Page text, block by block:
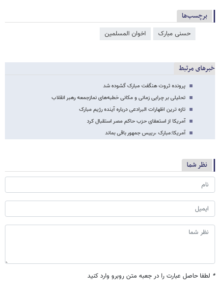
برچسب‌ها
حسنی مبارک اخوان المسلمین
خبرهای مرتبط
پرونده ثروت هنگفت مبارک گشوده شد
تحلیلی بر چرایی زمانی و مکانی خطبه‌های نمازجمعه رهبر انقلاب
تازه ترین اظهارات البرادعی درباره آینده رژیم مبارک
آمریکا از استعفای حزب حاکم مصر استقبال کرد
آمریکا:مبارک ،رییس جمهور باقی بماند
نظر شما
* لطفا حاصل عبارت را در جعبه متن روبرو وارد کنید